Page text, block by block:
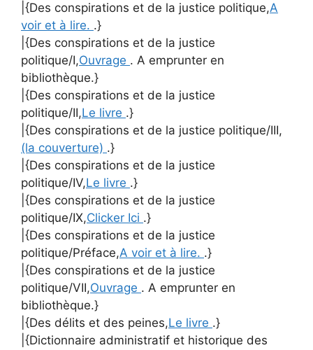
|{Des conspirations et de la justice politique,A
voir et à lire. .}
|{Des conspirations et de la justice
politique/I,Ouvrage . A emprunter en
bibliothèque.}
|{Des conspirations et de la justice
politique/II,Le livre .}
|{Des conspirations et de la justice politique/III,
(la couverture) .}
|{Des conspirations et de la justice
politique/IV,Le livre .}
|{Des conspirations et de la justice
politique/IX,Clicker Ici .}
|{Des conspirations et de la justice
politique/Préface,A voir et à lire. .}
|{Des conspirations et de la justice
politique/VII,Ouvrage . A emprunter en
bibliothèque.}
|{Des délits et des peines,Le livre .}
|{Dictionnaire administratif et historique des